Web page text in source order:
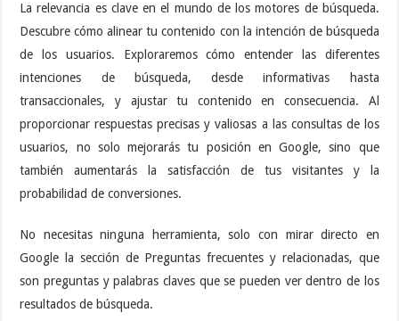
La relevancia es clave en el mundo de los motores de búsqueda.
Descubre cómo alinear tu contenido con la intención de búsqueda
de los usuarios. Exploraremos cómo entender las diferentes
intenciones de búsqueda, desde informativas hasta
transaccionales, y ajustar tu contenido en consecuencia. Al
proporcionar respuestas precisas y valiosas a las consultas de los
usuarios, no solo mejorarás tu posición en Google, sino que
también aumentarás la satisfacción de tus visitantes y la
probabilidad de conversiones.
No necesitas ninguna herramienta, solo con mirar directo en
Google la sección de Preguntas frecuentes y relacionadas, que
son preguntas y palabras claves que se pueden ver dentro de los
resultados de búsqueda.